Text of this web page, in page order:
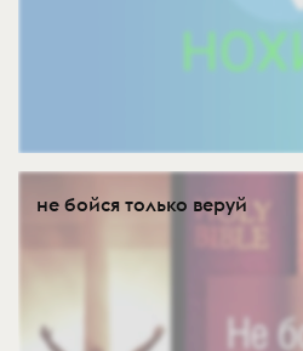
не бойся только веруй